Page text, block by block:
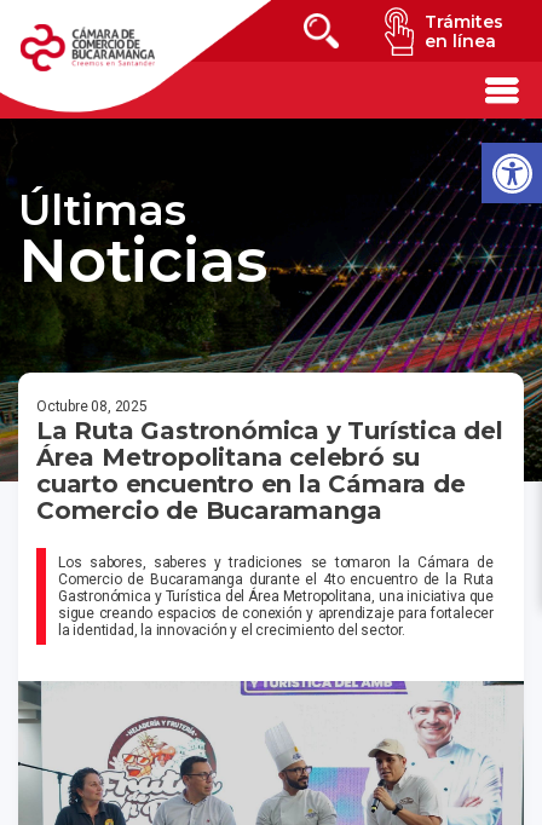
Trámites
en línea
Últimas
Noticias
Octubre 08, 2025
La Ruta Gastronómica y Turística del
Área Metropolitana celebró su
cuarto encuentro en la Cámara de
Comercio de Bucaramanga
Los sabores, saberes y tradiciones se tomaron la Cámara de
Comercio de Bucaramanga durante el 4to encuentro de la Ruta
Gastronómica y Turística del Área Metropolitana, una iniciativa que
sigue creando espacios de conexión y aprendizaje para fortalecer
la identidad, la innovación y el crecimiento del sector.